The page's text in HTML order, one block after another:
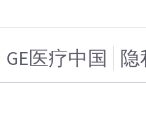
GE医疗中国 隐